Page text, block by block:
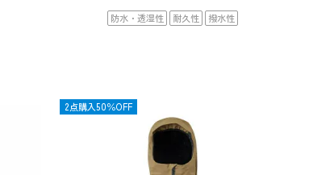
防水・透湿性 耐久性 撥水性
OUTLET
2点購入50％OFF